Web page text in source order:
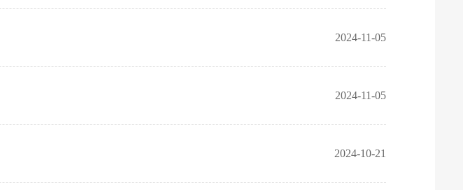
2024-11-05
2024-11-05
2024-10-21